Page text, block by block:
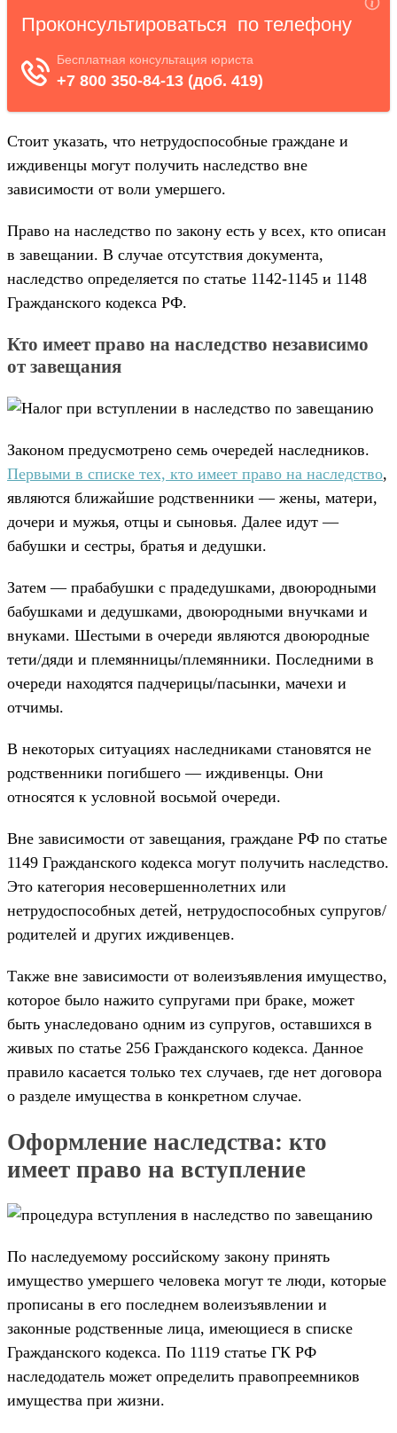
Стоит указать, что нетрудоспособные граждане и
иждивенцы могут получить наследство вне
зависимости от воли умершего.
Право на наследство по закону есть у всех, кто описан
в завещании. В случае отсутствия документа,
наследство определяется по статье 1142-1145 и 1148
Гражданского кодекса РФ.
Кто имеет право на наследство независимо
от завещания
Законом предусмотрено семь очередей наследников.
Первыми в списке тех, кто имеет право на наследство,
являются ближайшие родственники — жены, матери,
дочери и мужья, отцы и сыновья. Далее идут —
бабушки и сестры, братья и дедушки.
Затем — прабабушки с прадедушками, двоюродными
бабушками и дедушками, двоюродными внучками и
внуками. Шестыми в очереди являются двоюродные
тети/дяди и племянницы/племянники. Последними в
очереди находятся падчерицы/пасынки, мачехи и
отчимы.
В некоторых ситуациях наследниками становятся не
родственники погибшего — иждивенцы. Они
относятся к условной восьмой очереди.
Вне зависимости от завещания, граждане РФ по статье
1149 Гражданского кодекса могут получить наследство.
Это категория несовершеннолетних или
нетрудоспособных детей, нетрудоспособных супругов/
родителей и других иждивенцев.
Также вне зависимости от волеизъявления имущество,
которое было нажито супругами при браке, может
быть унаследовано одним из супругов, оставшихся в
живых по статье 256 Гражданского кодекса. Данное
правило касается только тех случаев, где нет договора
о разделе имущества в конкретном случае.
Оформление наследства: кто
имеет право на вступление
По наследуемому российскому закону принять
имущество умершего человека могут те люди, которые
прописаны в его последнем волеизъявлении и
законные родственные лица, имеющиеся в списке
Гражданского кодекса. По 1119 статье ГК РФ
наследодатель может определить правопреемников
имущества при жизни.